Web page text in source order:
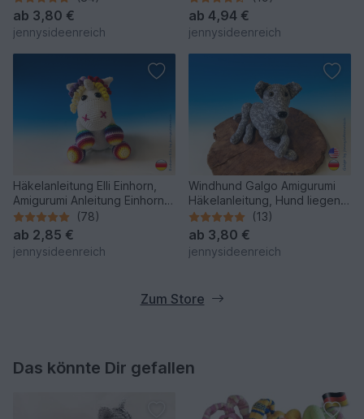
ab 3,80 €
jennysideenreich
ab 4,94 €
jennysideenreich
Häkelanleitung Elli Einhorn,
Amigurumi Anleitung Einhorn
häkeln
(78)
ab 2,85 €
jennysideenreich
Windhund Galgo Amigurumi
Häkelanleitung, Hund liegend
häkeln, Anleitung für einen
Greyhound von
jennysideenreich
(13)
ab 3,80 €
jennysideenreich
Zum Store
Das könnte Dir gefallen